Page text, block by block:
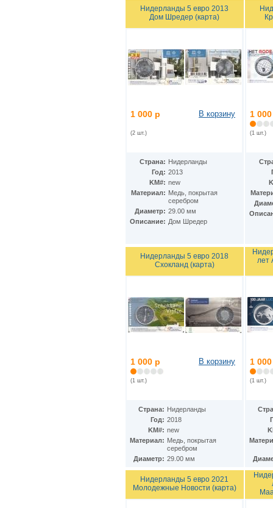
Нидерланды 5 евро 2013
Дом Шрeдер (карта)
1 000 р
(2 шт.)
В корзину
Страна: Нидерланды
Год: 2013
KM#: new
Материал: Медь, покрытая
серебром
Диаметр: 29.00 мм
Описание: Дом Шрeдер
1
(1 шт.)
Нидерланды 5 евро 2018
Схокланд (карта)
1 000 р
(1 шт.)
В корзину
Страна: Нидерланды
Год: 2018
KM#: new
Материал: Медь, покрытая
серебром
Диаметр: 29.00 мм
лет
1
(1 шт.)
Нидерланды 5 евро 2021
Молодежные Новости (карта)